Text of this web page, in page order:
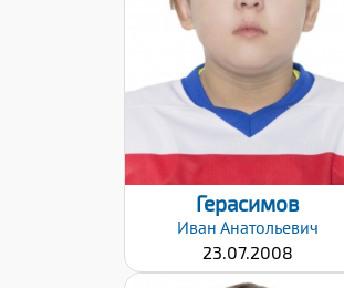
Дата заявки:
02.02.2021
Герасимов
Иван Анатольевич
23.07.2008